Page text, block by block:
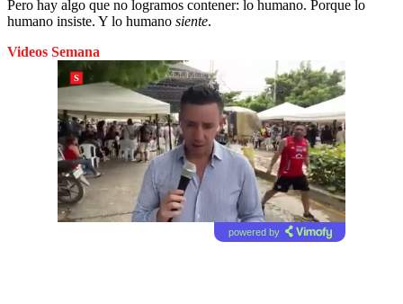
Pero hay algo que no logramos contener: lo humano. Porque lo
humano insiste. Y lo humano siente.
Videos Semana
powered by